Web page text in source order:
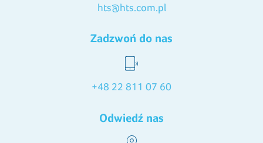
hts@hts.com.pl
Zadzwoń do nas
+48 22 811 07 60
Odwiedź nas